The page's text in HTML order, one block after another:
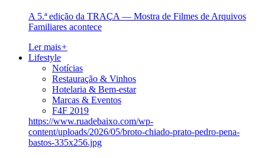
A 5.ª edição da TRAÇA — Mostra de Filmes de Arquivos
Familiares acontece
Ler mais+
Lifestyle
Notícias
Restauração & Vinhos
Hotelaria & Bem-estar
Marcas & Eventos
F4F 2019
https://www.ruadebaixo.com/wp-
content/uploads/2026/05/broto-chiado-prato-pedro-pena-
bastos-335x256.jpg